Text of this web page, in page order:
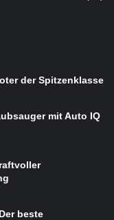
der Spitzenklasse
mit Auto IQ
beste